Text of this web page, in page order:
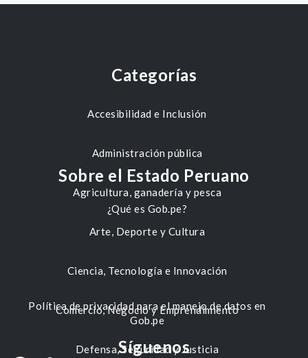
Categorías
Accesibilidad e Inclusión
Administración pública
Agricultura, ganadería y pesca
Arte, Deporte y Cultura
Ciencia, Tecnología e Innovación
Comercio, Negocio y Emprendimiento
Defensa, Seguridad y Justicia
Sobre el Estado Peruano
¿Qué es Gob.pe?
Política de privacidad para el manejo de datos en
Gob.pe
Síguenos